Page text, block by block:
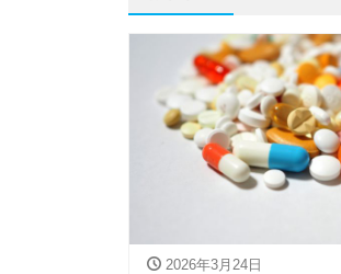
2026年3月24日